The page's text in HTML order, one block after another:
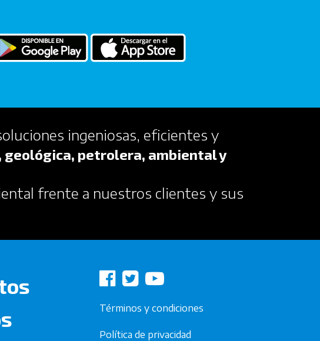
ingeniosas, eficientes y
geológica, petrolera, ambiental y
frente a nuestros clientes y sus
Términos y condiciones
Política de privacidad